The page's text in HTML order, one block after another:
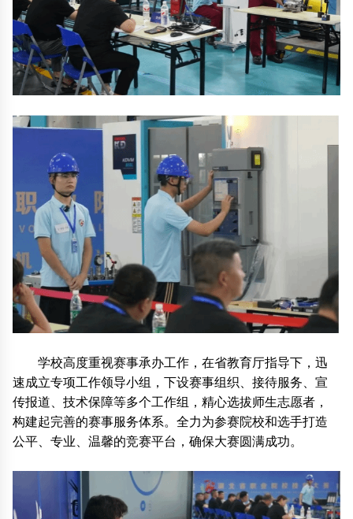
学校高度重视赛事承办工作，在省教育厅指导下，迅
速成立专项工作领导小组，下设赛事组织、接待服务、宣
传报道、技术保障等多个工作组，精心选拔师生志愿者，
构建起完善的赛事服务体系。全力为参赛院校和选手打造
公平、专业、温馨的竞赛平台，确保大赛圆满成功。